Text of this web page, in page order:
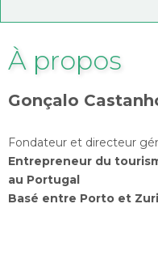
À propos
Gonçalo
Fondateur et directeur
Entrepreneur du
au Portugal
Basé entre Porto et